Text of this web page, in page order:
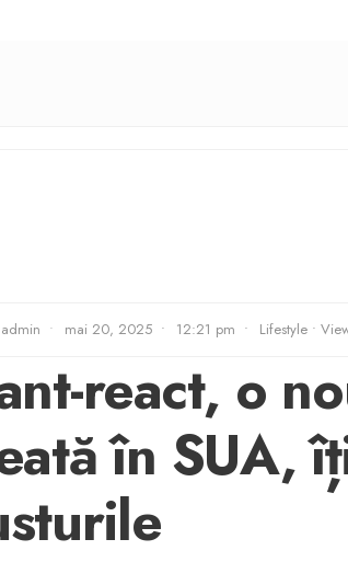
admin • mai 20, 2025 • 12:21 pm • Lifestyle •
react, o
în SUA,